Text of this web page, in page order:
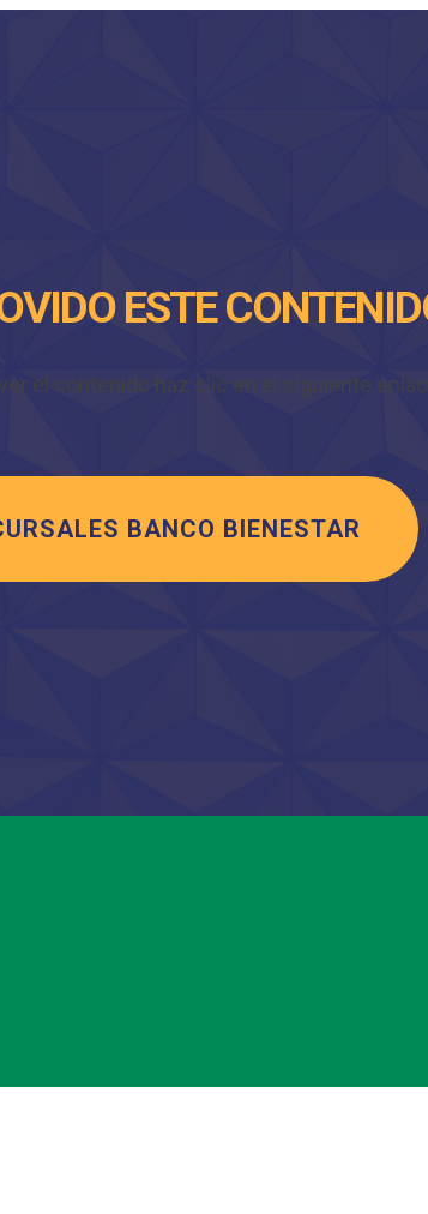
ESTE
el contenido haz clic en el siguiente
BANCO BIENESTAR